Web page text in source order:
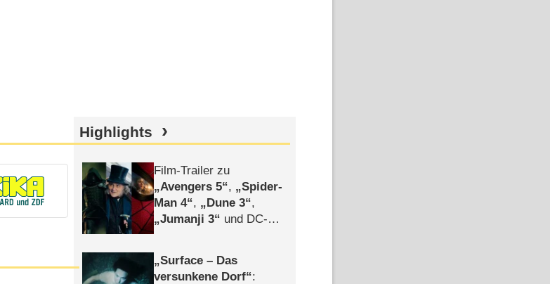
Highlights
Film-Trailer zu
Avengers 5 ,
Spider-
Man 4 , Dune 3 ,
Jumanji 3
und DC-
Surface – Das
versunkene Dorf :